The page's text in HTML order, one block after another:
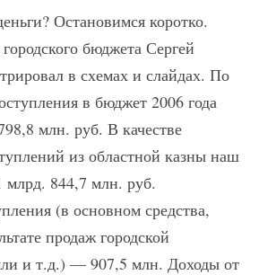
Остановимся коротко.
бюджета Сергей
в схемах и слайдах. По
в бюджет 2006 года
млн. руб. В каче­стве
из областной казны наш
844,7 млн. руб.
(в основном средства,
продаж городской
и т.д.) — 907,5 млн. Доходы от